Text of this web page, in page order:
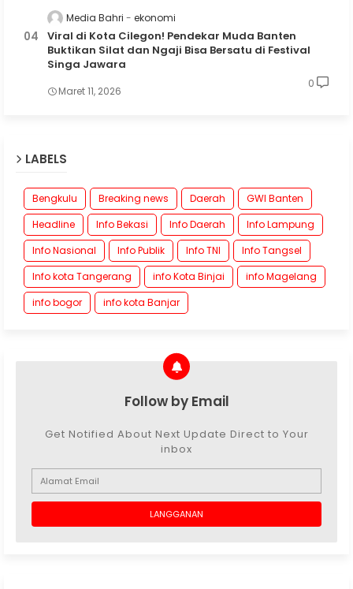
Media Bahri ekonomi
Viral di Kota Cilegon! Pendekar Muda Banten
Buktikan Silat dan Ngaji Bisa Bersatu di Festival
Singa Jawara
Maret 11, 2026
0
LABELS
Bengkulu Breaking news Daerah
GWI Banten
Headline
Info Bekasi Info Daerah
Info Lampung
Info Nasional
Info Publik Info TNI
Info Tangsel
Info kota Tangerang
info Kota Binjai
info Magelang
info bogor
info kota Banjar
Follow by Email
Get Notified About Next Update Direct to Your
inbox